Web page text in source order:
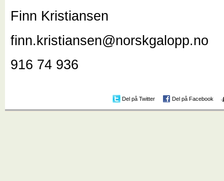
Finn Kristiansen
finn.kristiansen@norskgalopp.no
916 74 936
Del på Twitter Del på Facebook